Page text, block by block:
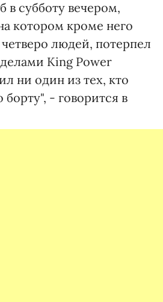
в субботу вечером,
котором кроме него
людей, потерпел
King Power
ни один из тех, кто
борту", - говорится в